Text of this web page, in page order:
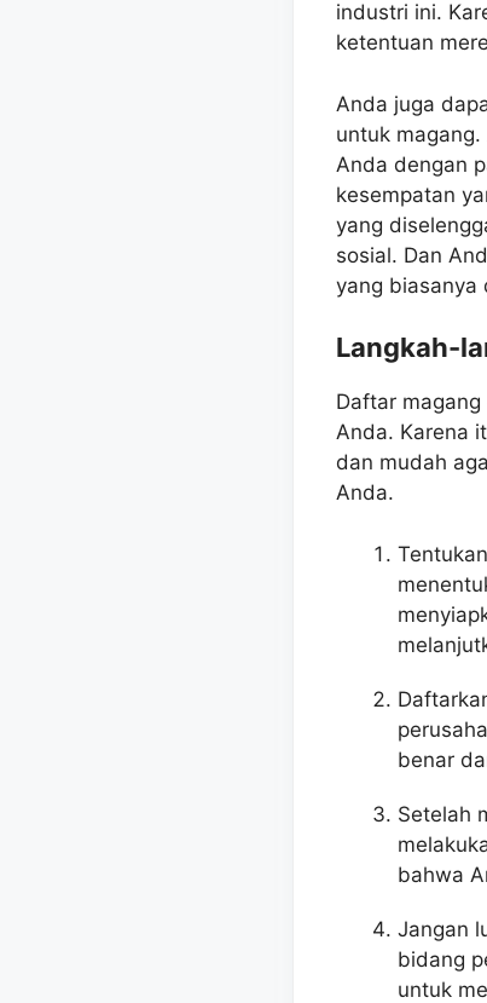
industri ini.
ketentuan
Anda juga
untuk
Anda dengan
kesempatan
yang
sosial. Dan
yang biasanya
Langkah-
Daftar
Anda. Karena
dan mudah
Anda.
benar
Setelah
bahwa
Jangan
bidang
untuk